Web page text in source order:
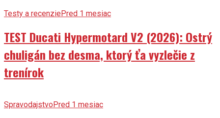
Testy a recenziePred 1 mesiac
TEST Ducati Hypermotard V2 (2026): Ostrý
chuligán bez desma, ktorý ťa vyzlečie z
trenírok
SpravodajstvoPred 1 mesiac